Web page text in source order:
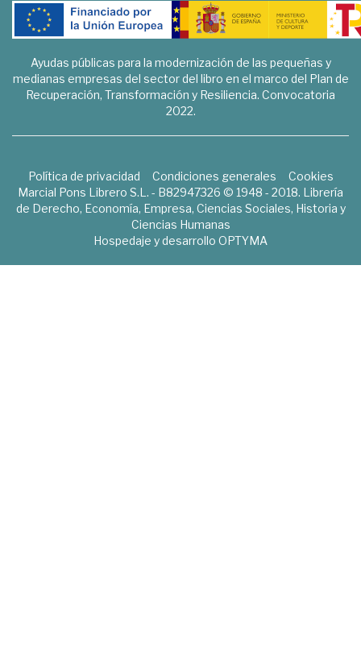
Ayudas públicas para la modernización de las pequeñas y
medianas empresas del sector del libro en el marco del Plan de
Recuperación, Transformación y Resiliencia. Convocatoria
2022.
Política de privacidad Condiciones generales
Cookies
Marcial Pons Librero S.L. - B82947326 © 1948 - 2018. Librería
de Derecho, Economía, Empresa, Ciencias Sociales, Historia y
Ciencias Humanas
Hospedaje y desarrollo OPTYMA